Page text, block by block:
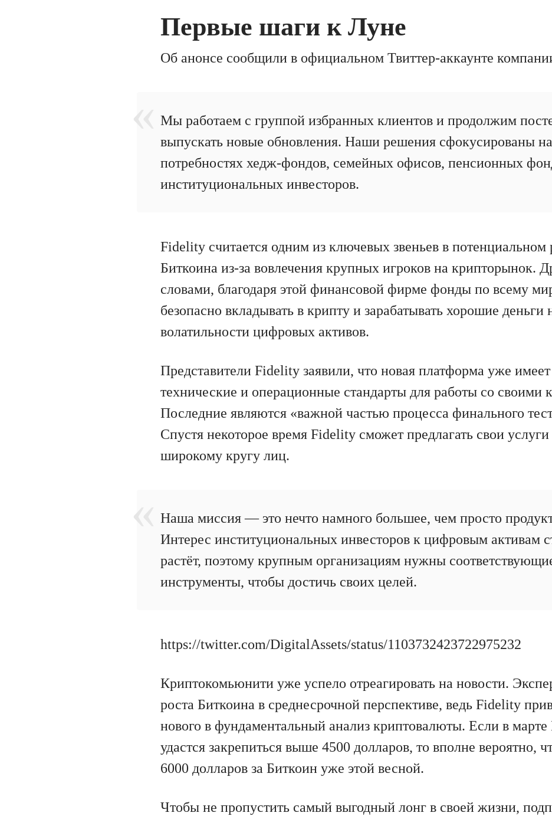
Первые шаги к Луне
Об анонсе сообщили в официальном Твиттер-аккаунте
Мы работаем с группой избранных клиентов и продолжим
выпускать новые обновления. Наши решения сфокусированы на
потребностях хедж-фондов, семейных офисов, пенсионных
институциональных инвесторов.
Fidelity считается одним из ключевых звеньев в потенциальном
Биткоина из-за вовлечения крупных игроков на крипторынок.
словами, благодаря этой финансовой фирме фонды по всему
безопасно вкладывать в крипту и зарабатывать хорошие деньги
волатильности цифровых активов.
Представители Fidelity заявили, что новая платформа уже
технические и операционные стандарты для работы со своими
Последние являются «важной частью процесса финального
Спустя некоторое время Fidelity сможет предлагать свои услуги
широкому кругу лиц.
Наша миссия — это нечто намного большее, чем просто
Интерес институциональных инвесторов к цифровым активам
растёт, поэтому крупным организациям нужны
инструменты, чтобы достичь своих целей.
https://twitter.com/DigitalAssets/status/1103732423722975232
Криптокомьюнити уже успело отреагировать на новости.
роста Биткоина в среднесрочной перспективе, ведь Fidelity
нового в фундаментальный анализ криптовалюты. Если в марте
удастся закрепиться выше 4500 долларов, то вполне вероятно,
6000 долларов за Биткоин уже этой весной.
Чтобы не пропустить самый выгодный лонг в своей жизни,